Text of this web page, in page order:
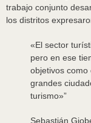
trabajo conjunto
los distritos
«El sector
pero en ese
objetivos
grandes
turismo»”
Sebastián